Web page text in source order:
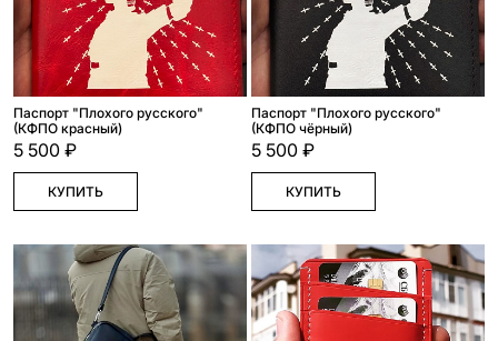
Паспорт "Плохого русского"
(КФПО красный)
5 500 ₽
КУПИТЬ
Паспорт "Плохого русского"
(КФПО чёрный)
5 500 ₽
КУПИТЬ